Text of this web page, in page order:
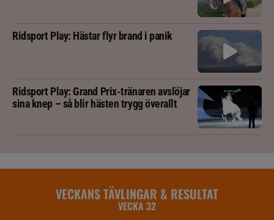
Ridsport Play: Hästar flyr brand i panik
Ridsport Play: Grand Prix-tränaren avslöjar
sina knep – så blir hästen trygg överallt
VECKANS TÄVLINGAR & RESULTAT
VECKA 32